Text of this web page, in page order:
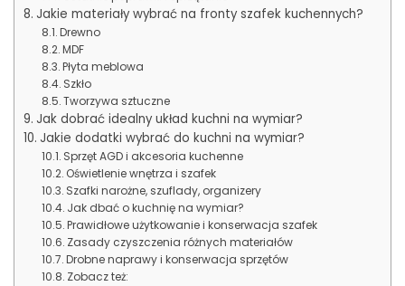
Jakie materiały wybrać na fronty szafek kuchennych?
Drewno
MDF
Płyta meblowa
Szkło
Tworzywa sztuczne
Jak dobrać idealny układ kuchni na wymiar?
Jakie dodatki wybrać do kuchni na wymiar?
Sprzęt AGD i akcesoria kuchenne
Oświetlenie wnętrza i szafek
Szafki narożne, szuflady, organizery
Jak dbać o kuchnię na wymiar?
Prawidłowe użytkowanie i konserwacja szafek
Zasady czyszczenia różnych materiałów
Drobne naprawy i konserwacja sprzętów
Zobacz też: